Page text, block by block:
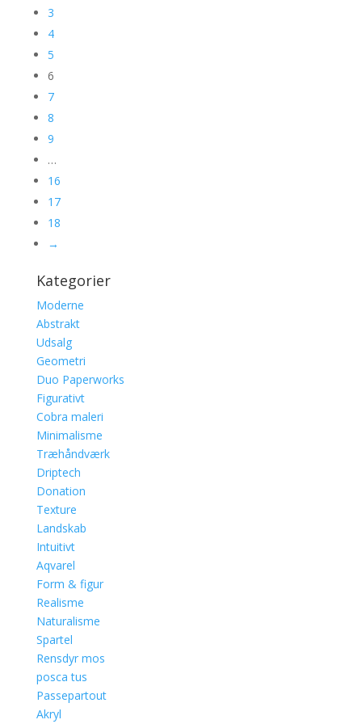
3
4
5
6
7
8
9
…
16
17
18
→
Kategorier
Moderne
Abstrakt
Udsalg
Geometri
Duo Paperworks
Figurativt
Cobra maleri
Minimalisme
Træhåndværk
Driptech
Donation
Texture
Landskab
Intuitivt
Aqvarel
Form & figur
Realisme
Naturalisme
Spartel
Rensdyr mos
posca tus
Passepartout
Akryl